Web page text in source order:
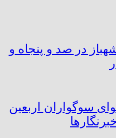
در صد و پنجاه و
سوگواران اربعین